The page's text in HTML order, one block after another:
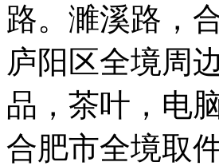
路。濉溪路，
庐阳区全境周
品，茶叶，电
合肥市全境取